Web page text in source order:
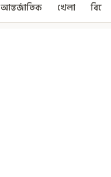
আন্তর্জাতিক খেলা